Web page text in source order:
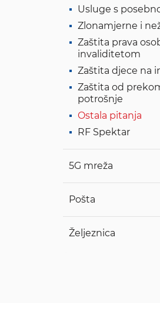
Usluge s
Zlonamjerne i
Zaštita prava
invaliditetom
Zaštita djece na
Zaštita od
potrošnje
Ostala pitanja
RF Spektar
5G mreža
Pošta
Željeznica